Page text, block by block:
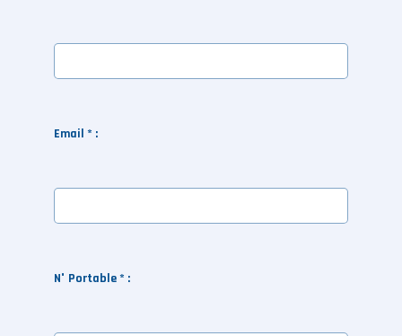
Email * :
N° Portable * :